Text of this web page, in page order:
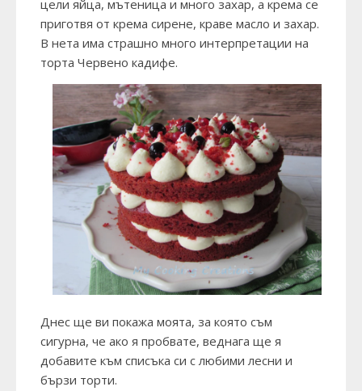
цели яйца, мътеница и много захар, а крема се
приготвя от крема сирене, краве масло и захар.
В нета има страшно много интерпретации на
торта Червено кадифе.
Днес ще ви покажа моята, за която съм
сигурна, че ако я пробвате, веднага ще я
добавите към списъка си с любими лесни и
бързи торти.